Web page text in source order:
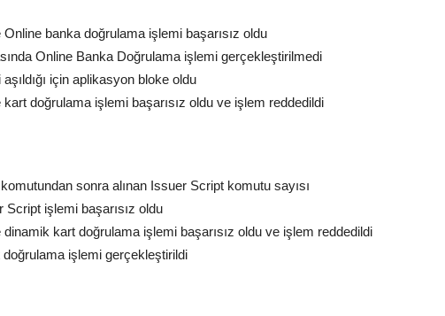
banka doğrulama işlemi başarısız oldu
Online Banka Doğrulama işlemi gerçekleştirilmedi
için aplikasyon bloke oldu
doğrulama işlemi başarısız oldu ve işlem reddedildi
sonra alınan Issuer Script komutu sayısı
işlemi başarısız oldu
kart doğrulama işlemi başarısız oldu ve işlem reddedildi
işlemi gerçekleştirildi